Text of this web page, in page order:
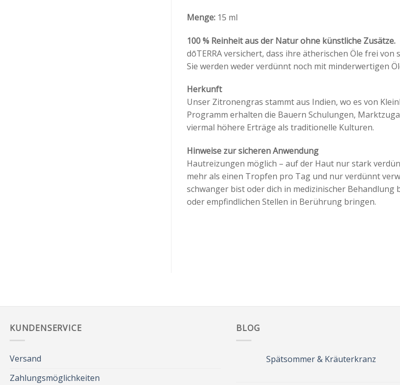
Menge: 15 ml
100 % Reinheit aus der Natur ohne künstliche Zusätze.
dōTERRA versichert, dass ihre ätherischen Öle frei
Sie werden weder verdünnt noch mit minderwertigen
Herkunft
Unser Zitronengras stammt aus Indien, wo es von
Programm erhalten die Bauern Schulungen,
viermal höhere Erträge als traditionelle Kulturen.
Hinweise zur sicheren Anwendung
Hautreizungen möglich – auf der Haut nur stark
mehr als einen Tropfen pro Tag und nur verdünnt
schwanger bist oder dich in medizinischer
oder empfindlichen Stellen in Berührung bringen.
KUNDENSERVICE
Versand
Zahlungsmöglichkeiten
BLOG
Spätsommer & Kräuterkranz